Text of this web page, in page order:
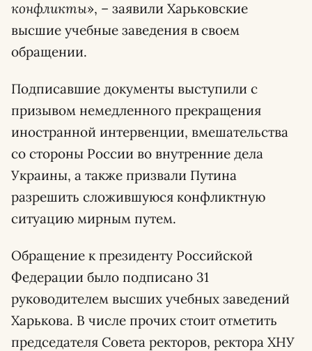
конфликты», – заявили Харьковские
высшие учебные заведения в своем
обращении.
Подписавшие документы выступили с
призывом немедленного прекращения
иностранной интервенции, вмешательства
со стороны России во внутренние дела
Украины, а также призвали Путина
разрешить сложившуюся конфликтную
ситуацию мирным путем.
Обращение к президенту Российской
Федерации было подписано 31
руководителем высших учебных заведений
Харькова. В числе прочих стоит отметить
председателя Совета ректоров, ректора ХНУ